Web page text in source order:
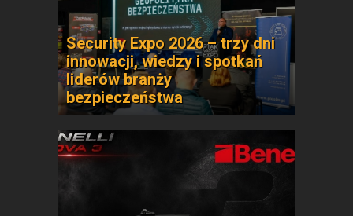
Security Expo 2026 – trzy dni
innowacji, wiedzy i spotkań
liderów branży
bezpieczeństwa